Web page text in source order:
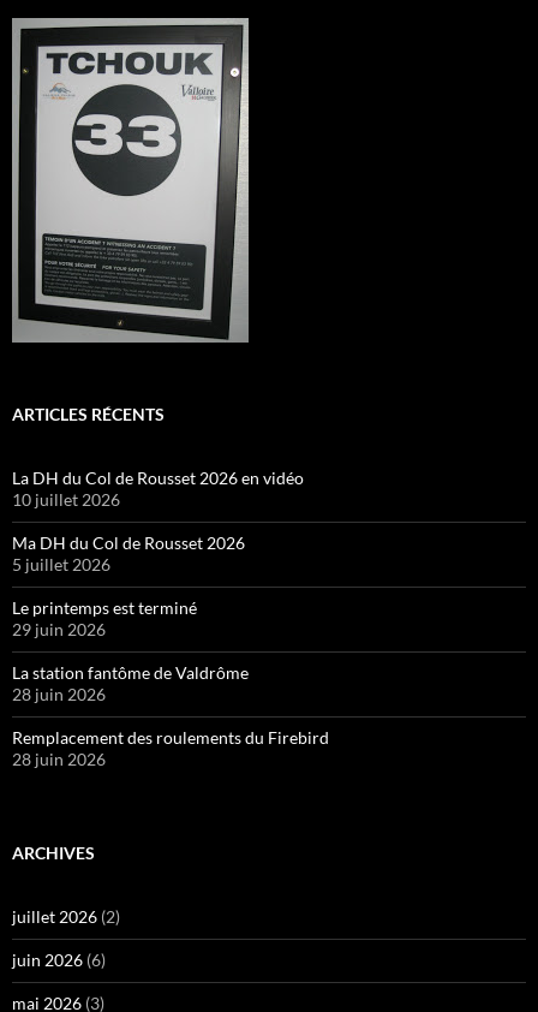
ARTICLES RÉCENTS
La DH du Col de Rousset 2026 en vidéo
10 juillet 2026
Ma DH du Col de Rousset 2026
5 juillet 2026
Le printemps est terminé
29 juin 2026
La station fantôme de Valdrôme
28 juin 2026
Remplacement des roulements du Firebird
28 juin 2026
ARCHIVES
juillet 2026 (2)
juin 2026 (6)
mai 2026 (3)